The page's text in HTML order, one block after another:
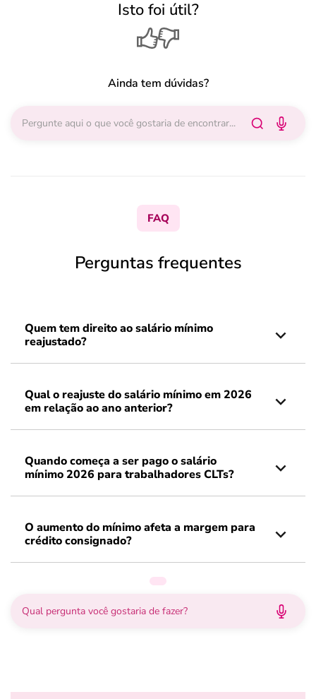
Isto foi útil?
Ainda tem dúvidas?
FAQ
Perguntas frequentes
Quem tem direito ao salário mínimo
reajustado?
Qual o reajuste do salário mínimo em 2026
em relação ao ano anterior?
Quando começa a ser pago o salário
mínimo 2026 para trabalhadores CLTs?
O aumento do mínimo afeta a margem para
crédito consignado?